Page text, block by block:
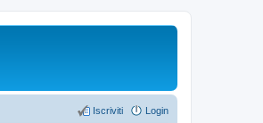
Login
Iscriviti